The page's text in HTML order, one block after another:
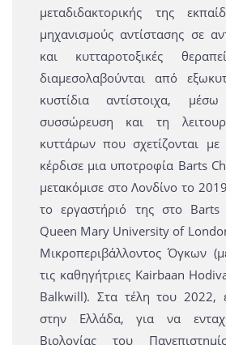
μεταδιδακτορικής της
μηχανισμούς αντίστασης σε
και κυτταροτοξικές
διαμεσολαβούνται από
κυστίδια αντίστοιχα,
συσσώρευση και τη
κυττάρων που σχετίζονται
κέρδισε μια υποτροφία Barts
μετακόμισε στο Λονδίνο το
το εργαστήριό της στο Barts
Queen Mary University of
Μικροπεριβάλλοντος Όγκων
τις καθηγήτριες Kairbaan
Balkwill). Στα τέλη του 2022,
στην Ελλάδα, για να
Βιολογίας του